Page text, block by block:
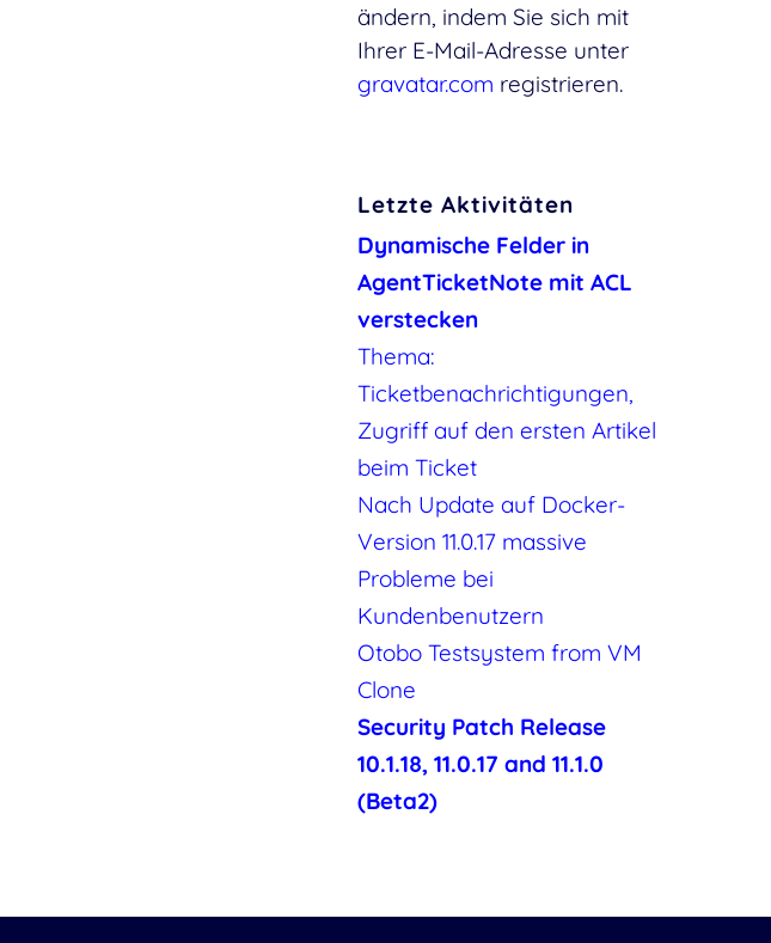
ändern, indem Sie sich mit
Ihrer E-Mail-Adresse unter
gravatar.com registrieren.
Letzte Aktivitäten
Dynamische Felder in
AgentTicketNote mit ACL
verstecken
Thema:
Ticketbenachrichtigungen,
Zugriff auf den ersten Artikel
beim Ticket
Nach Update auf Docker-
Version 11.0.17 massive
Probleme bei
Kundenbenutzern
Otobo Testsystem from VM
Clone
Security Patch Release
10.1.18, 11.0.17 and 11.1.0
(Beta2)